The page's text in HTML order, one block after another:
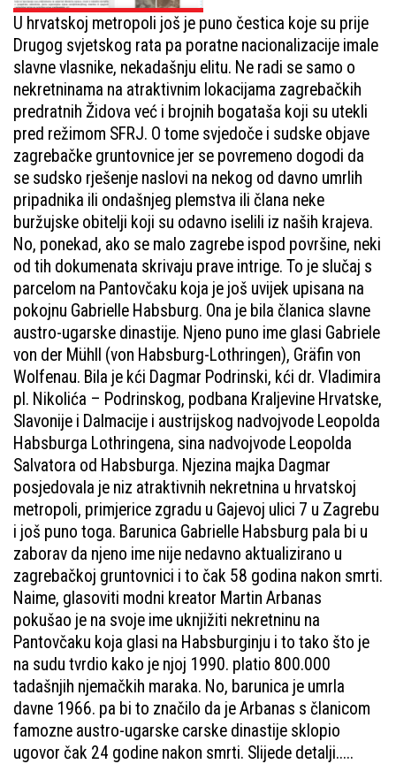
U hrvatskoj metropoli još je puno čestica koje su prije
Drugog svjetskog rata pa poratne nacionalizacije imale
slavne vlasnike, nekadašnju elitu. Ne radi se samo o
nekretninama na atraktivnim lokacijama zagrebačkih
predratnih Židova već i brojnih bogataša koji su utekli
pred režimom SFRJ. O tome svjedoče i sudske objave
zagrebačke gruntovnice jer se povremeno dogodi da
se sudsko rješenje naslovi na nekog od davno umrlih
pripadnika ili ondašnjeg plemstva ili člana neke
buržujske obitelji koji su odavno iselili iz naših krajeva.
No, ponekad, ako se malo zagrebe ispod površine, neki
od tih dokumenata skrivaju prave intrige. To je slučaj s
parcelom na Pantovčaku koja je još uvijek upisana na
pokojnu Gabrielle Habsburg. Ona je bila članica slavne
austro-ugarske dinastije. Njeno puno ime glasi Gabriele
von der Mühll (von Habsburg-Lothringen), Gräfin von
Wolfenau. Bila je kći Dagmar Podrinski, kći dr. Vladimira
pl. Nikolića – Podrinskog, podbana Kraljevine Hrvatske,
Slavonije i Dalmacije i austrijskog nadvojvode Leopolda
Habsburga Lothringena, sina nadvojvode Leopolda
Salvatora od Habsburga. Njezina majka Dagmar
posjedovala je niz atraktivnih nekretnina u hrvatskoj
metropoli, primjerice zgradu u Gajevoj ulici 7 u Zagrebu
i još puno toga. Barunica Gabrielle Habsburg pala bi u
zaborav da njeno ime nije nedavno aktualizirano u
zagrebačkoj gruntovnici i to čak 58 godina nakon smrti.
Naime, glasoviti modni kreator Martin Arbanas
pokušao je na svoje ime uknjižiti nekretninu na
Pantovčaku koja glasi na Habsburginju i to tako što je
na sudu tvrdio kako je njoj 1990. platio 800.000
tadašnjih njemačkih maraka. No, barunica je umrla
davne 1966. pa bi to značilo da je Arbanas s članicom
famozne austro-ugarske carske dinastije sklopio
ugovor čak 24 godine nakon smrti. Slijede detalji.....